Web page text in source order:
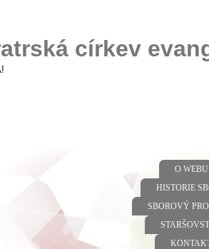
církev
O WEBU
HISTORIE
SBOROVÝ